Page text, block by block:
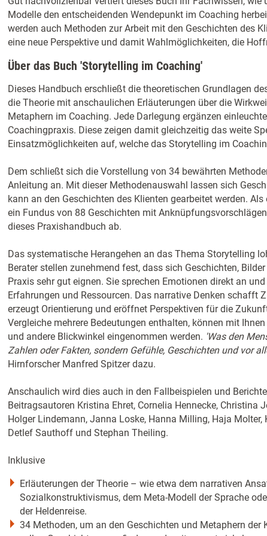
Modelle den entscheidenden Wendepunkt im Coaching
werden auch Methoden zur Arbeit mit den Geschichten des
eine neue Perspektive und damit Wahlmöglichkeiten, die
Über das Buch 'Storytelling im Coaching'
Dieses Handbuch erschließt die theoretischen Grundlagen
die Theorie mit anschaulichen Erläuterungen über die
Metaphern im Coaching. Jede Darlegung ergänzen
Coachingpraxis. Diese zeigen damit gleichzeitig das weite
Einsatzmöglichkeiten auf, welche das Storytelling im
Dem schließt sich die Vorstellung von 34 bewährten
Anleitung an. Mit dieser Methodenauswahl lassen sich
kann an den Geschichten des Klienten gearbeitet werden.
ein Fundus von 88 Geschichten mit
dieses Praxishandbuch ab.
Das systematische Herangehen an das Thema Storytelling
Berater stellen zunehmend fest, dass sich Geschichten,
Praxis sehr gut eignen. Sie sprechen Emotionen direkt an
Erfahrungen und Ressourcen. Das narrative Denken schafft
erzeugt Orientierung und eröffnet Perspektiven für die
Vergleiche mehrere Bedeutungen enthalten, können mit
und andere Blickwinkel eingenommen werden. 'Was den
Zahlen oder Fakten, sondern Gefühle, Geschichten und vor
Hirnforscher Manfred Spitzer dazu.
Anschaulich wird dies auch in den Fallbeispielen und
Beitragsautoren Kristina Ehret, Cornelia Hennecke, Christina
Holger Lindemann, Janna Loske, Hanna Milling, Haja Molter,
Detlef Sauthoff und Stephan Theiling.
Inklusive
Erläuterungen der Theorie – wie etwa dem narrativen
Sozialkonstruktivismus, dem Meta-Modell der Sprache
der Heldenreise.
34 Methoden, um an den Geschichten und Metaphern der